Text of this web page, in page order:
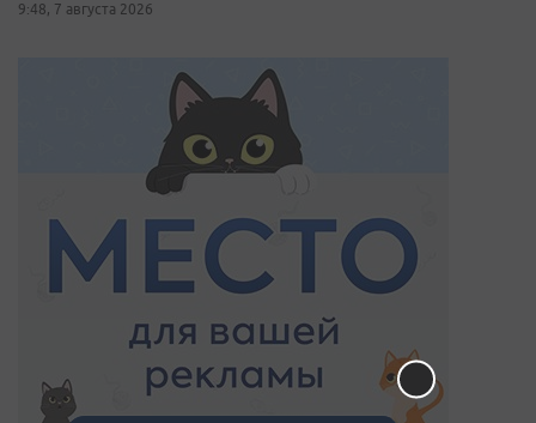
9:48, 7 августа 2026